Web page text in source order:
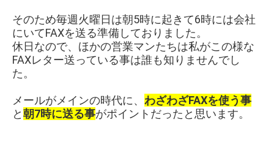
そのため毎週火曜日は朝5時に起きて6時には会社
にいてFAXを送る準備しておりました。
休日なので、ほかの営業マンたちは私がこの様な
FAXレター送っている事は誰も知りませんでし
た。
メールがメインの時代に、 わざわざFAXを使う事
と朝7時に送る事がポイントだったと思います。